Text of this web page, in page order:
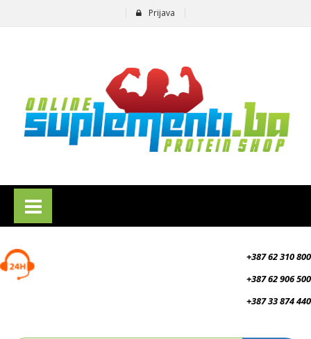
Prijava
+387 62 310 800
+387 62 906 500
+387 33 874 440